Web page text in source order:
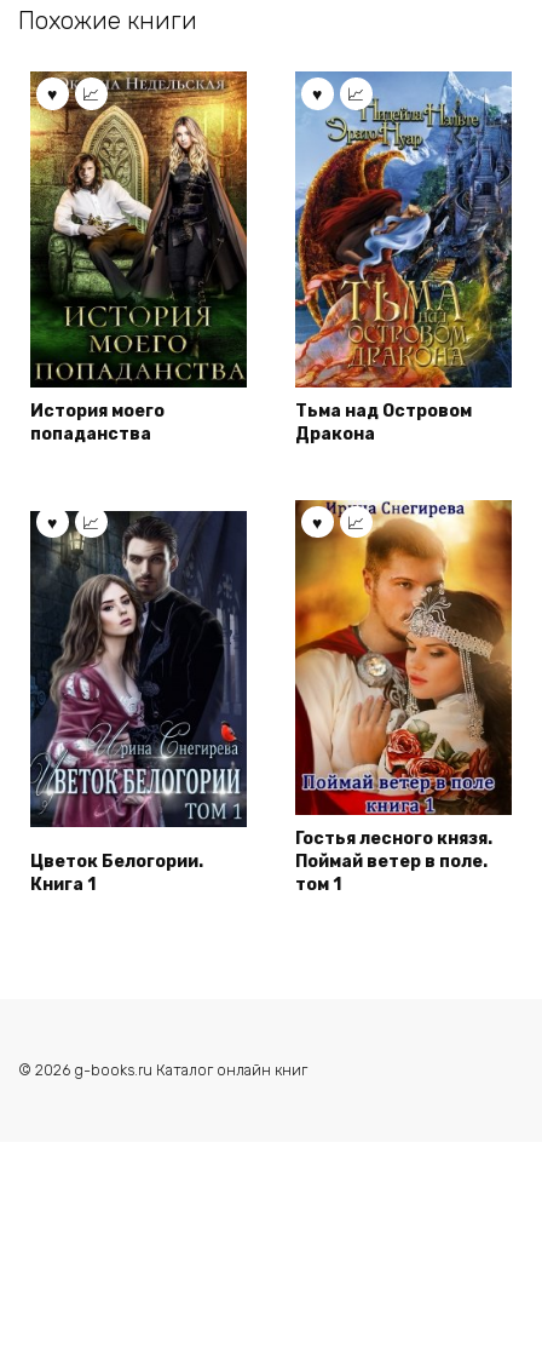
Похожие книги
История моего
попаданства
Тьма над Островом
Дракона
Цветок Белогории.
Книга 1
Гостья лесного князя.
Поймай ветер в поле.
том 1
© 2026 g-books.ru Каталог онлайн книг